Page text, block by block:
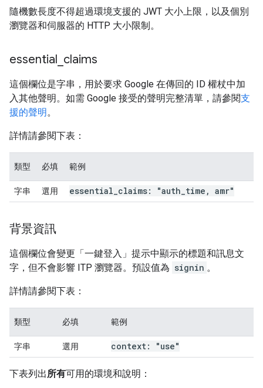
隨機數長度不得超過環境支援的 JWT 大小上限，以及個別
瀏覽器和伺服器的 HTTP 大小限制。
essential claims
這個欄位是字串，用於要求 Google 在傳回的 ID 權杖中加
入其他聲明。如需 Google 接受的聲明完整清單，請參閱支
援的聲明。
詳情請參閱下表：
類型 必填 範例
字串 選用 essential claims: "auth time , amr"
背景資訊
這個欄位會變更「一鍵登入」提示中顯示的標題和訊息文
字，但不會影響 ITP 瀏覽器。預設值為 signin 。
詳情請參閱下表：
類型 必填 範例
字串 選用 context: "use"
下表列出所有可用的環境和說明：